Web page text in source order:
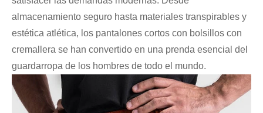
almacenamiento seguro hasta materiales transpirables y
estética atlética, los pantalones cortos con bolsillos con
cremallera se han convertido en una prenda esencial del
guardarropa de los hombres de todo el mundo.